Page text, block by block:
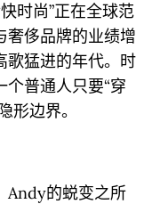
时尚”正在全球范
奢侈品牌的业绩增
歌猛进的年代。时
个普通人只要“穿
形边界。
Andy的蜕变之所